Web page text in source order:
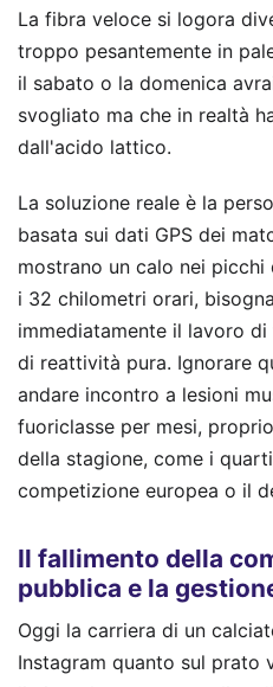
La fibra veloce si logora
troppo pesantemente in
il sabato o la domenica
svogliato ma che in realtà
dall'acido lattico.
La soluzione reale è la
basata sui dati GPS dei
mostrano un calo nei
i 32 chilometri orari,
immediatamente il lavoro
di reattività pura. Ignorare
andare incontro a lesioni
fuoriclasse per mesi,
della stagione, come i
competizione europea o il
Il fallimento della
pubblica e la
Oggi la carriera di un
Instagram quanto sul prato